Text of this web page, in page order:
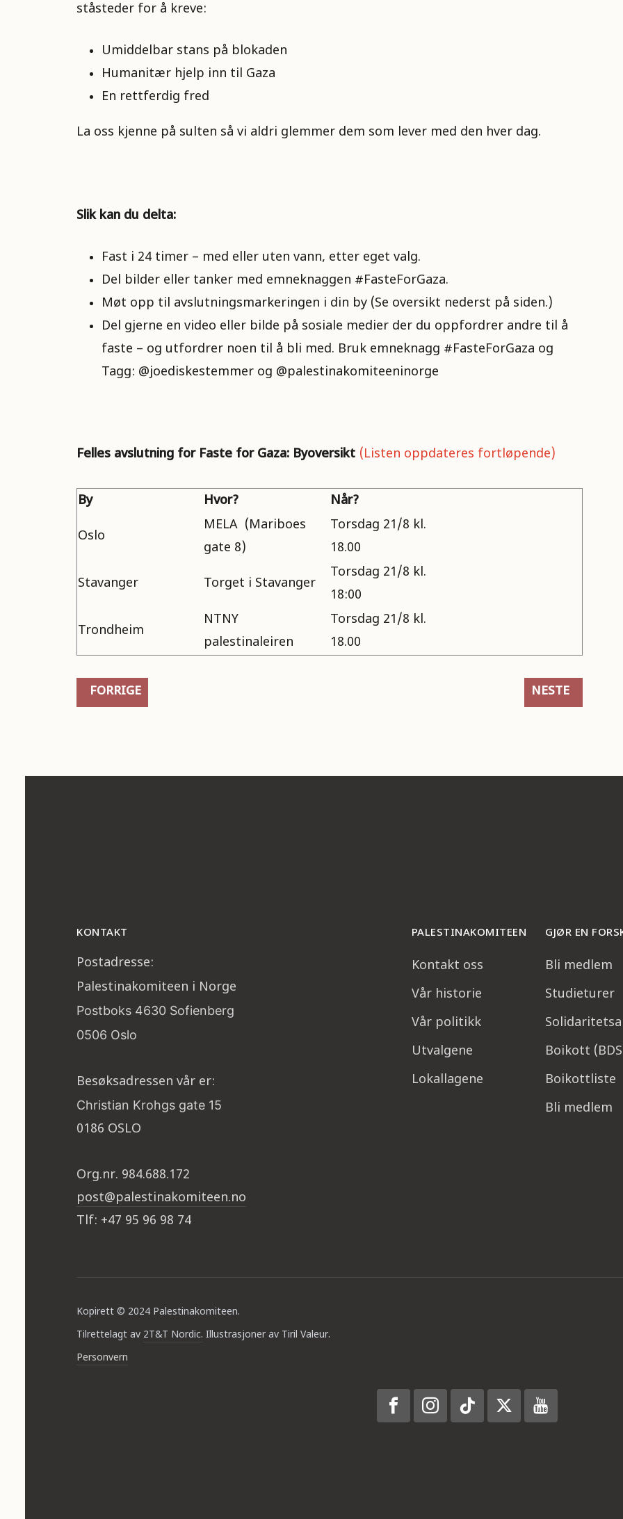
ståsteder for å kreve:
Umiddelbar stans på blokaden
Humanitær hjelp inn til Gaza
En rettferdig fred
La oss kjenne på sulten så vi aldri glemmer dem som lever med den hver dag.
Slik kan du delta:
Fast i 24 timer – med eller uten vann, etter eget valg.
Del bilder eller tanker med emneknaggen #FasteForGaza.
Møt opp til avslutningsmarkeringen i din by (Se oversikt nederst på siden.)
Del gjerne en video eller bilde på sosiale medier der du oppfordrer andre til å
faste – og utfordrer noen til å bli med. Bruk emneknagg #FasteForGaza og
Tagg: @joediskestemmer og @palestinakomiteeninorge
Felles avslutning for Faste for Gaza: Byoversikt (Listen oppdateres fortløpende)
By Hvor? Når?
Oslo
MELA (Mariboes
gate 8)
Torsdag 21/8 kl.
18.00
Stavanger Torget i Stavanger
Torsdag 21/8 kl.
18:00
Trondheim
NTNY
palestinaleiren
Torsdag 21/8 kl.
18.00
FORRIGE ARTIKKEL: VALG: HVILKET PARTI SKAL DU STEMME PÅ?
FORRIGE NESTE
NESTE
KONTAKT
Postadresse:
Palestinakomiteen i Norge
Postboks 4630 Sofienberg
0506 Oslo
Besøksadressen vår er:
Christian Krohgs gate 15
0186 OSLO
Org.nr. 984.688.172
post@palestinakomiteen.no
Tlf: +47 95 96 98 74
PALESTINAKOMITEEN
Kontakt oss
Vår historie
Vår politikk
Utvalgene
Lokallagene
GJØR EN
Bli medlem
Studieturer
Boikott
Boikottliste
Bli medlem
Kopirett © 2024 Palestinakomiteen.
Tilrettelagt av 2T&T Nordic. Illustrasjoner av Tiril Valeur.
Personvern